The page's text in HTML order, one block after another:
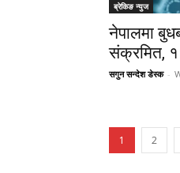
ब्रेकिङ न्युज
नेपालमा
संक्रमित,
सगुन सन्देश डेस्क -
1 2